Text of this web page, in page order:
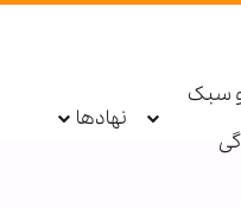
سبک
نهادها